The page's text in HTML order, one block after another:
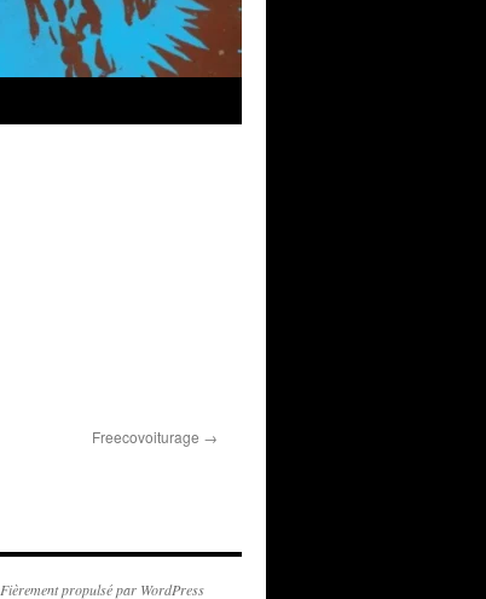
Freecovoiturage
Fièrement propulsé par WordPress